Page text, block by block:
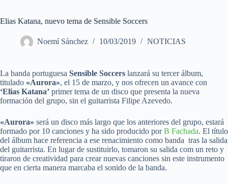
Elias Katana, nuevo tema de Sensible Soccers
Noemí Sánchez 10/03/2019 NOTICIAS
La banda portuguesa Sensible Soccers lanzará su tercer álbum,
titulado «Aurora», el 15 de marzo, y nos ofrecen un avance con
‘Elias Katana’ primer tema de un disco que presenta la nueva
formación del grupo, sin el guitarrista Filipe Azevedo.
«Aurora» será un disco más largo que los anteriores del grupo, estará
formado por 10 canciones y ha sido producido porB Fachada. El título
del álbum hace referencia a ese renacimiento como banda tras la salida
del guitarrista. En lugar de sustituirlo, tomaron su salida com un reto y
tiraron de creatividad para crear nuevas canciones sin este instrumento
que en cierta manera marcaba el sonido de la banda.